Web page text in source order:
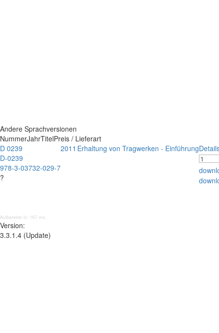
Andere Sprachversionen
NummerJahrTitelPreis / Lieferart
D 0239
D-0239
978-3-03732-029-7
?
2011 Erhaltung von Tragwerken - Einführung
Aufbereitet in: 167 ms;
Version:
3.3.1.4 (Update)